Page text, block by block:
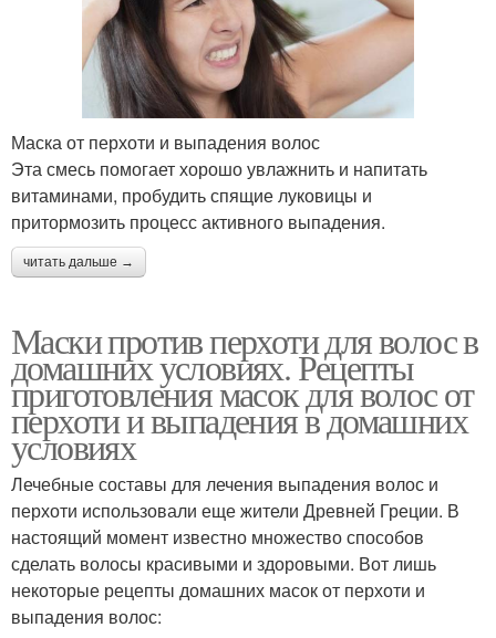
Маска от перхоти и выпадения волос
Эта смесь помогает хорошо увлажнить и напитать
витаминами, пробудить спящие луковицы и
притормозить процесс активного выпадения.
читать дальше →
Маски против перхоти для волос в
домашних условиях. Рецепты
приготовления масок для волос от
перхоти и выпадения в домашних
условиях
Лечебные составы для лечения выпадения волос и
перхоти использовали еще жители Древней Греции. В
настоящий момент известно множество способов
сделать волосы красивыми и здоровыми. Вот лишь
некоторые рецепты домашних масок от перхоти и
выпадения волос: